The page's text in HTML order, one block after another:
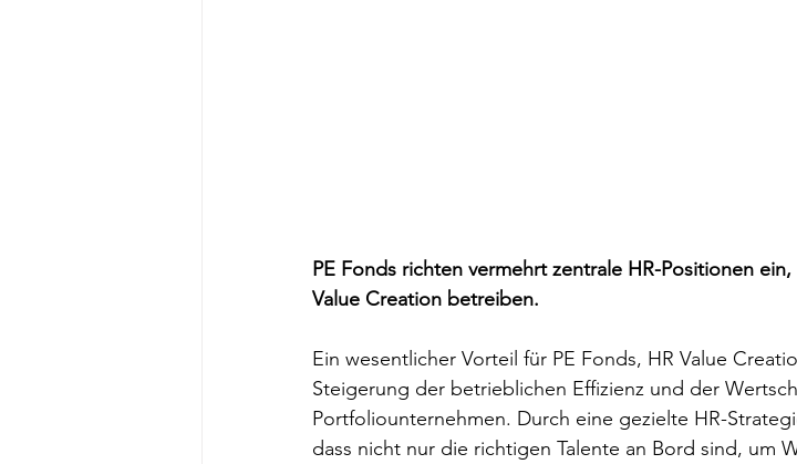
PE Fonds richten vermehrt zentrale HR-Positionen
Value Creation betreiben.
Ein wesentlicher Vorteil für PE Fonds, HR Value
Steigerung der betrieblichen Effizienz und der
Portfoliounternehmen. Durch eine gezielte HR-
dass nicht nur die richtigen Talente an Bord sind, um